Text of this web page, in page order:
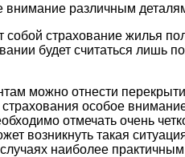
внимание различным
страхование жилья
будет считаться лишь
можно отнести
особое
отмечать очень
возникнуть такая
наиболее